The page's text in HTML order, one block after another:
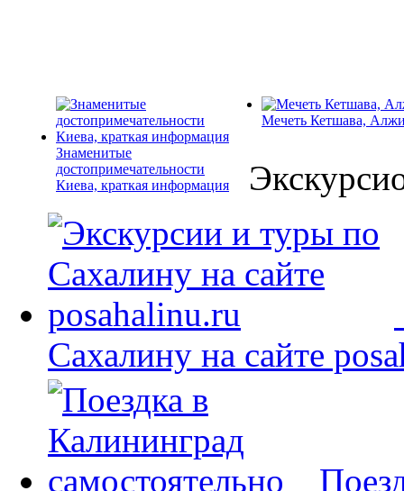
Знаменитые
достопримечательности
Киева, краткая информация
Мечеть Кетшава,
Сахалину на сайте